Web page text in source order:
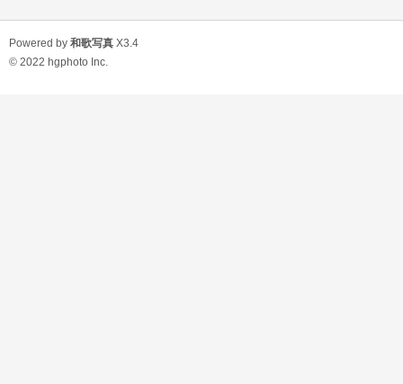
Powered by 和歌写真 X3.4
© 2022 hgphoto Inc.